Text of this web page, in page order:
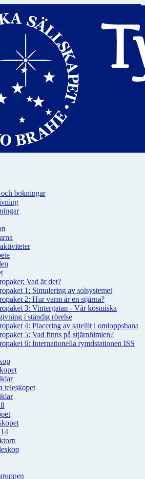
bokningar
Vad är det?
1: Simulering av solsystemet
2: Hur varm är en stjärna?
3: Vintergatan - Vår kosmiska
i ständig rörelse
4: Placering av satellit i omloppsbana
5: Vad finns på stjärnhimlen?
6: Internationella rymdstationen ISS
teleskopet